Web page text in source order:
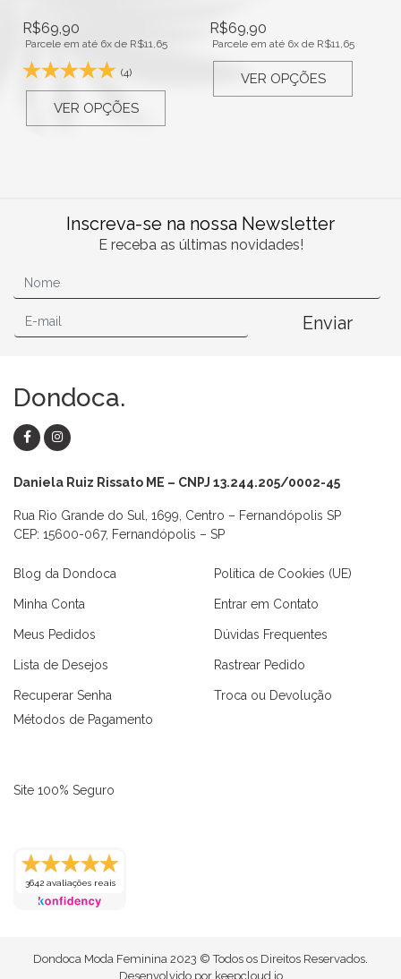
Macaquinhos
R$69,90
Parcele em até 6x de R$11,65
(4)
VER OPÇÕES
R$69,90
Parcele em até 6x de R$11,65
VER OPÇÕES
Inscreva-se na nossa Newsletter
E receba as últimas novidades!
Enviar
Dondoca.
Daniela Ruiz Rissato ME – CNPJ 13.244.205/0002-45
Rua Rio Grande do Sul, 1699, Centro – Fernandópolis SP
CEP: 15600-067, Fernandópolis – SP
Blog da Dondoca
Minha Conta
Meus Pedidos
Lista de Desejos
Recuperar Senha
Política de Cookies (UE)
Entrar em Contato
Dúvidas Frequentes
Rastrear Pedido
Troca ou Devolução
Métodos de Pagamento
Site 100% Seguro
3642 avaliações reais
Dondoca Moda Feminina 2023 © Todos os Direitos Reservados.
Desenvolvido por keepcloud.io